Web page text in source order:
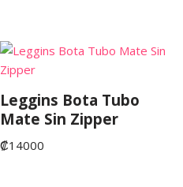
Leggins Bota Tubo
Mate Sin Zipper
₡14000